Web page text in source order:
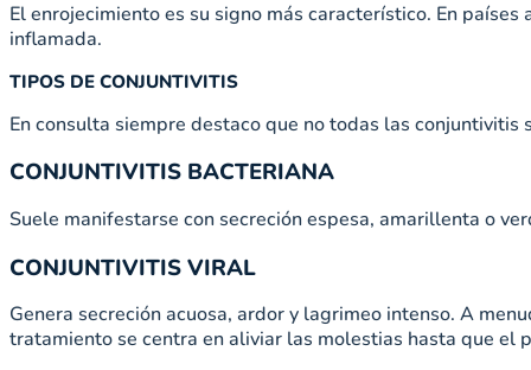
El enrojecimiento es su signo más característico. En
inflamada.
TIPOS DE CONJUNTIVITIS
En consulta siempre destaco que no todas las
CONJUNTIVITIS BACTERIANA
Suele manifestarse con secreción espesa, amarillenta o
CONJUNTIVITIS VIRAL
Genera secreción acuosa, ardor y lagrimeo intenso. A
tratamiento se centra en aliviar las molestias hasta que el